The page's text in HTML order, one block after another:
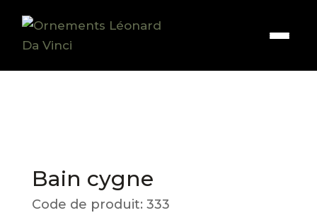
Bain cygne
Code de produit: 333